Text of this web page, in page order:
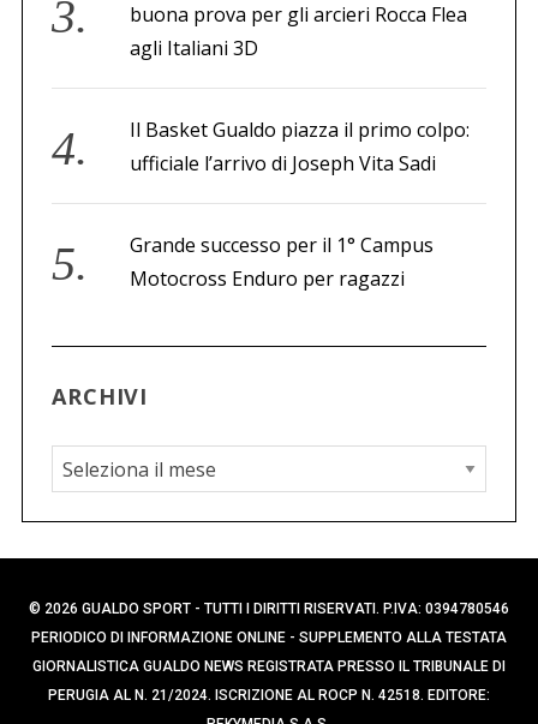
buona prova per gli arcieri Rocca Flea
agli Italiani 3D
Il Basket Gualdo piazza il primo colpo:
ufficiale l’arrivo di Joseph Vita Sadi
Grande successo per il 1° Campus
Motocross Enduro per ragazzi
ARCHIVI
A
r
c
h
i
v
i
© 2026 GUALDO SPORT - TUTTI I DIRITTI RISERVATI. P.IVA: 0394780546
PERIODICO DI INFORMAZIONE ONLINE - SUPPLEMENTO ALLA TESTATA
GIORNALISTICA GUALDO NEWS REGISTRATA PRESSO IL TRIBUNALE DI
PERUGIA AL N. 21/2024. ISCRIZIONE AL ROCP N. 42518. EDITORE: